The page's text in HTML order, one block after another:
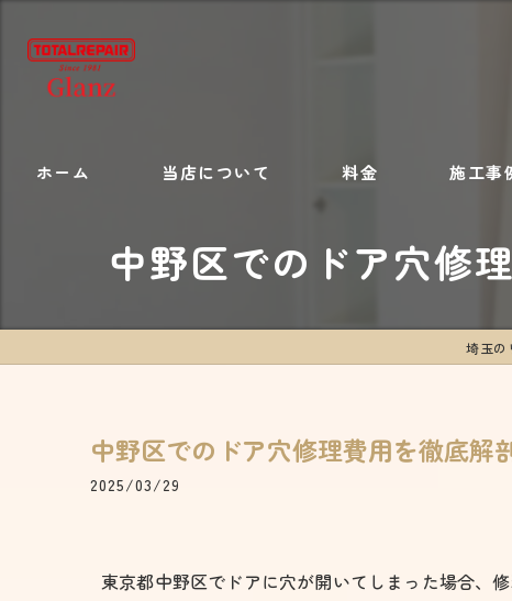
ホーム 当店について
施工内容
料金 施工事
中野区でのドア穴修
埼玉の
中野区でのドア穴修理費用を徹底解
2025/03/29
東京都中野区でドアに穴が開いてしまった場合、